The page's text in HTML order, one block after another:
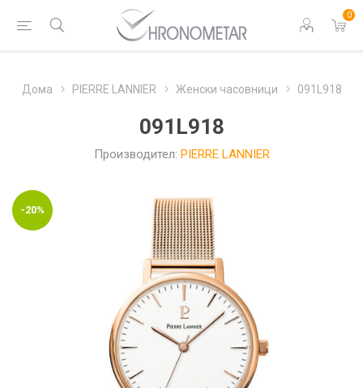
0
Дома PIERRE LANNIER Женски часовници 091L918
091L918
Производител: PIERRE LANNIER
-20%